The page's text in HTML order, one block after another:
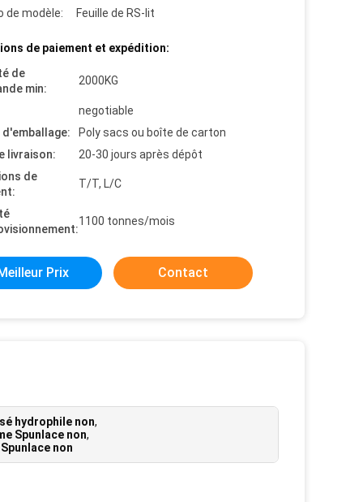
de modèle:
Feuille de RS-lit
de paiement et expédition:
de
min:
2000KG
negotiable
Poly sacs ou boîte de carton
livraison:
20-30 jours après dépôt
de
T/T, L/C
1100 tonnes/mois
Prix Contact
hydrophile non,
Spunlace non,
non